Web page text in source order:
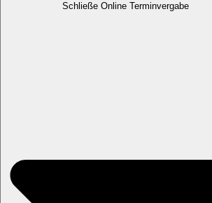
Schließe Online Terminvergabe